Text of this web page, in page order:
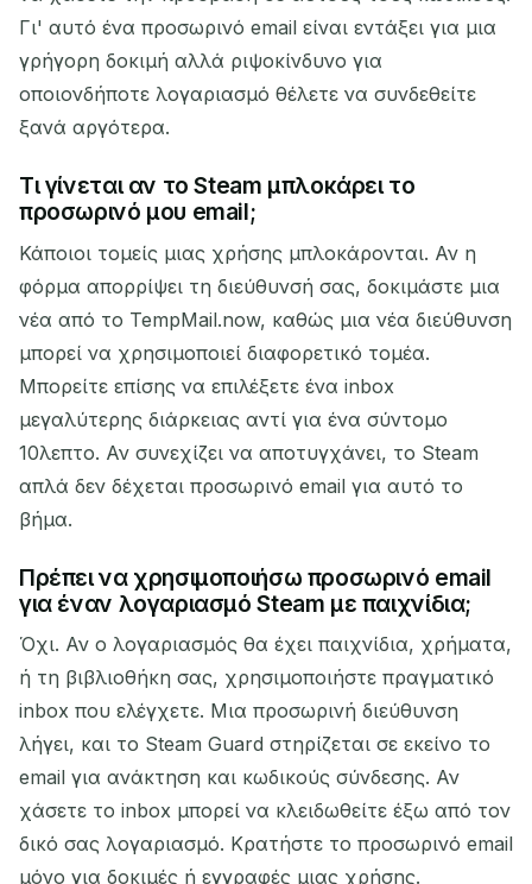
Γι' αυτό ένα προσωρινό email είναι εντάξει για μια
γρήγορη δοκιμή αλλά ριψοκίνδυνο για
οποιονδήποτε λογαριασμό θέλετε να συνδεθείτε
ξανά αργότερα.
Τι γίνεται αν το Steam μπλοκάρει το
προσωρινό μου email;
Κάποιοι τομείς μιας χρήσης μπλοκάρονται. Αν η
φόρμα απορρίψει τη διεύθυνσή σας, δοκιμάστε μια
νέα από το TempMail.now, καθώς μια νέα διεύθυνση
μπορεί να χρησιμοποιεί διαφορετικό τομέα.
Μπορείτε επίσης να επιλέξετε ένα inbox
μεγαλύτερης διάρκειας αντί για ένα σύντομο
10λεπτο. Αν συνεχίζει να αποτυγχάνει, το Steam
απλά δεν δέχεται προσωρινό email για αυτό το
βήμα.
Πρέπει να χρησιμοποιήσω προσωρινό email
για έναν λογαριασμό Steam με παιχνίδια;
Όχι. Αν ο λογαριασμός θα έχει παιχνίδια, χρήματα,
ή τη βιβλιοθήκη σας, χρησιμοποιήστε πραγματικό
inbox που ελέγχετε. Μια προσωρινή διεύθυνση
λήγει, και το Steam Guard στηρίζεται σε εκείνο το
email για ανάκτηση και κωδικούς σύνδεσης. Αν
χάσετε το inbox μπορεί να κλειδωθείτε έξω από τον
δικό σας λογαριασμό. Κρατήστε το προσωρινό email
μόνο για δοκιμές ή εγγραφές μιας χρήσης.